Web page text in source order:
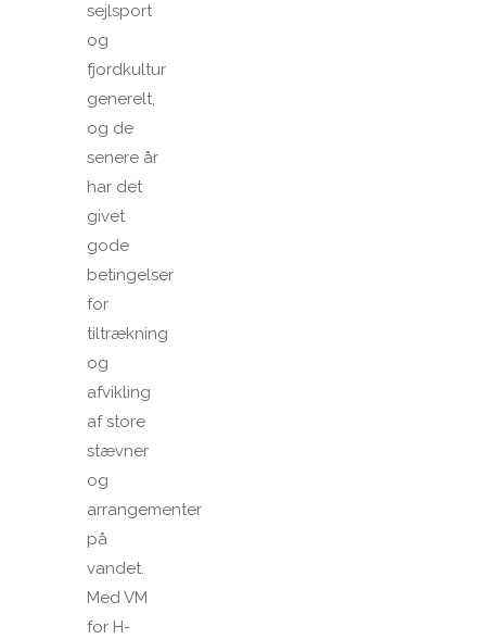
sejlsport
og
fjordkultur
generelt,
og de
senere år
har det
givet
gode
betingelser
for
tiltrækning
og
afvikling
af store
stævner
og
arrangementer
på
vandet.
Med VM
for H-